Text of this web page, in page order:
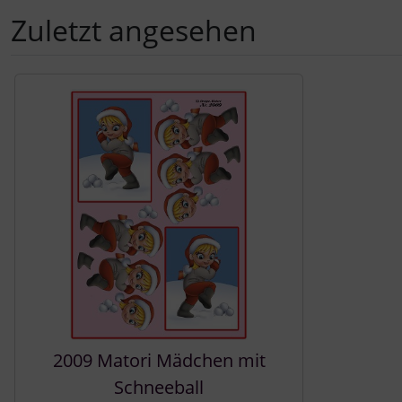
Zuletzt angesehen
2009 Matori Mädchen mit
Schneeball